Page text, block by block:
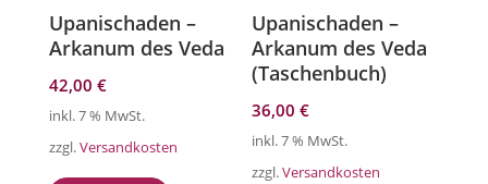
Upanischaden –
Arkanum des Veda
42,00 €
inkl. 7 % MwSt.
zzgl.Versandkosten
Upanischaden –
Arkanum des Veda
(Taschenbuch)
36,00€
inkl. 7 % MwSt.
zzgl.Versandkosten